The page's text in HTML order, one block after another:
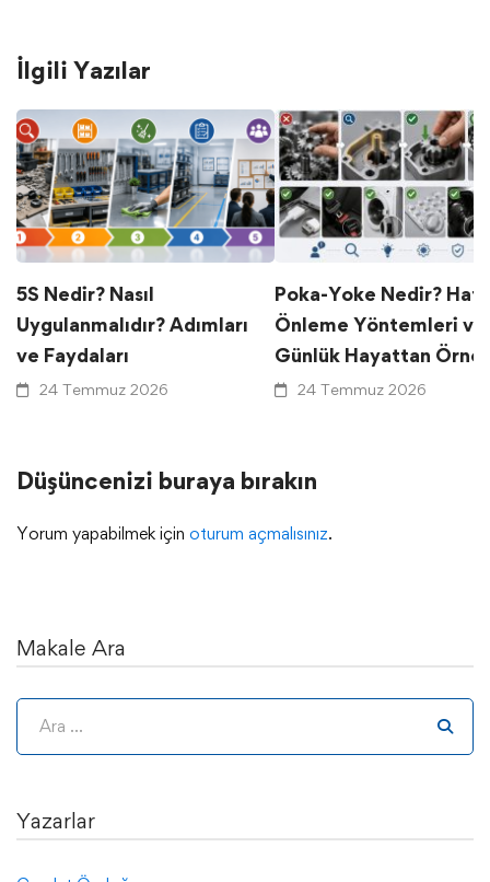
İlgili Yazılar
5S Nedir? Nasıl
Uygulanmalıdır? Adımları
ve Faydaları
24 Temmuz 2026
Poka-Yoke Nedir? Hata
Önleme Yöntemleri ve
Günlük Hayattan
24 Temmuz 2026
Düşüncenizi buraya bırakın
Yorum yapabilmek için oturum açmalısınız.
Makale Ara
Yazarlar